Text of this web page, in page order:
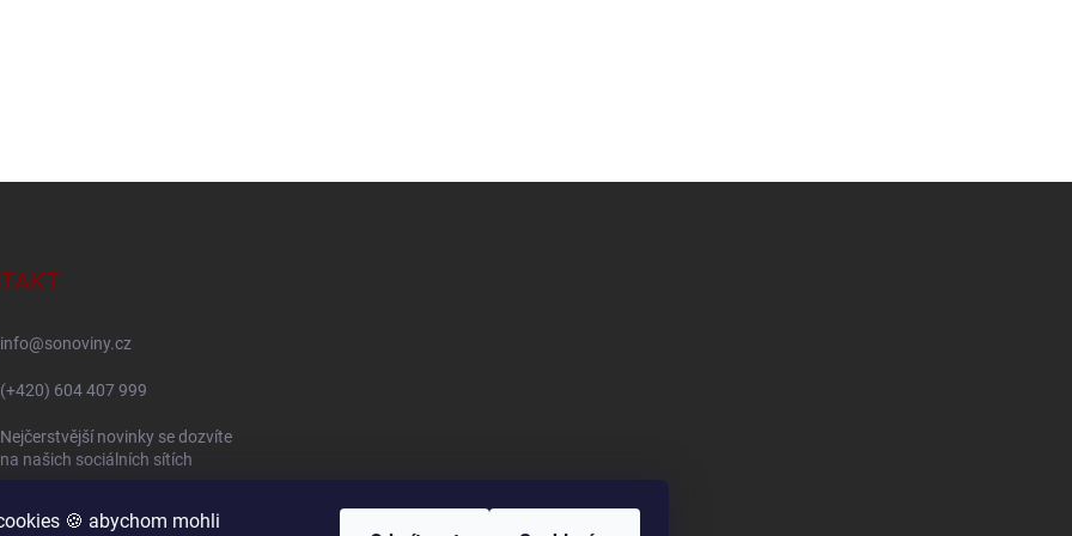
🍪 abychom mohli
info@sonoviny.cz
(+420) 604 407 999
Nejčerstvější novinky se dozvíte
na našich sociálních sítích